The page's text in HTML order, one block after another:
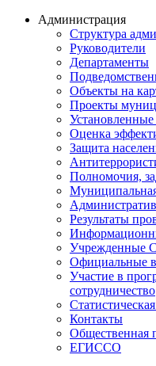
Администрация
Структура
Руководители
Департаменты
Объекты на
Проекты
Оценка
Защита
Полномочия,
Результаты
Учрежденные
Официальные
Участие в
сотрудничество
Контакты
Общественная
ЕГИССО